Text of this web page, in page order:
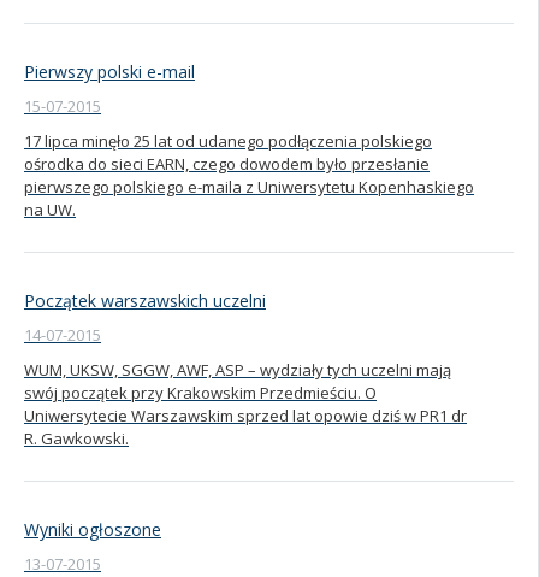
Pierwszy polski e-mail
15-07-2015
17 lipca minęło 25 lat od udanego podłączenia polskiego
ośrodka do sieci EARN, czego dowodem było przesłanie
pierwszego polskiego e-maila z Uniwersytetu Kopenhaskiego
na UW.
Początek warszawskich uczelni
14-07-2015
WUM, UKSW, SGGW, AWF, ASP – wydziały tych uczelni mają
swój początek przy Krakowskim Przedmieściu. O
Uniwersytecie Warszawskim sprzed lat opowie dziś w PR1 dr
R. Gawkowski.
Wyniki ogłoszone
13-07-2015